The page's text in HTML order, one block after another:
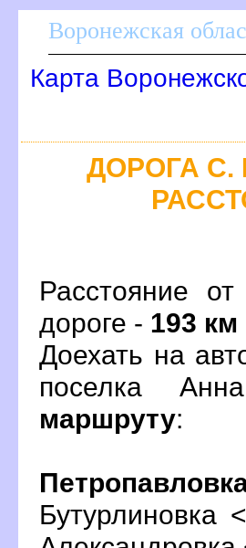
оронежская
Карта
ДОРОГА С.
Расстояние
дороге - 193 км
Доехать на
поселка
маршруту: